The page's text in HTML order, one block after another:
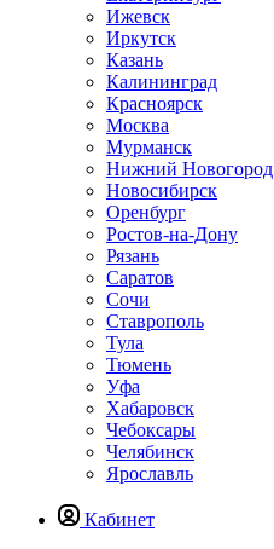
Ижевск
Иркутск
Казань
Калининград
Красноярск
Москва
Мурманск
Нижний Новогород
Новосибирск
Оренбург
Ростов-на-Дону
Рязань
Саратов
Сочи
Ставрополь
Тула
Тюмень
Уфа
Хабаровск
Чебоксары
Челябинск
Ярославль
Кабинет